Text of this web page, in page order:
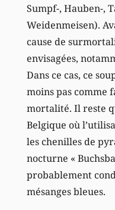
Sumpf-, Hauben-,
Weidenmeisen).
cause de
envisagées,
Dans ce cas, ce
moins pas comme
mortalité. Il reste
Belgique où
les chenilles de
nocturne «
probablement
mésanges bleues.